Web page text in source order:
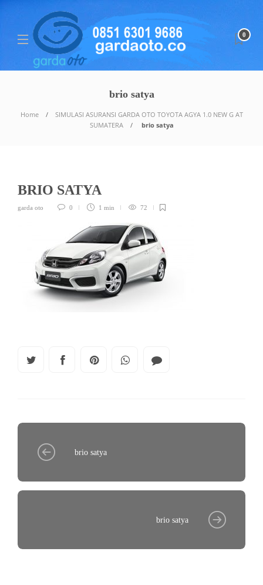
0
brio satya
Home
SIMULASI ASURANSI GARDA OTO TOYOTA AGYA 1.0 NEW G AT
SUMATERA
brio satya
BRIO SATYA
garda oto 0 1 min 72
brio satya
brio satya